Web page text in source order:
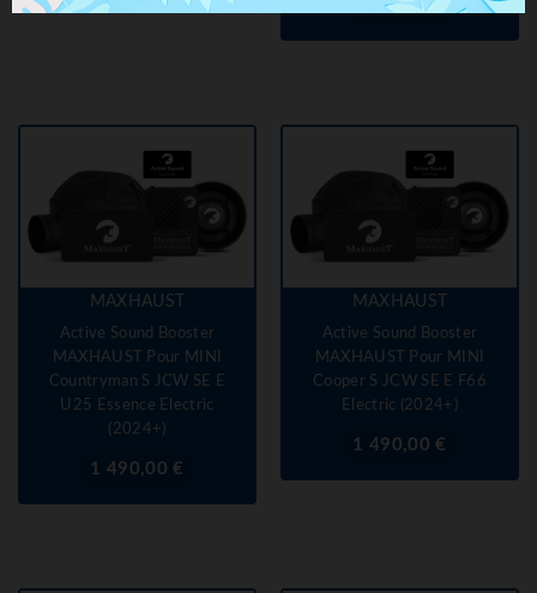
1 350,00 €
MAXHAUST
Active Sound Booster
MAXHAUST Pour MINI
Countryman S JCW SE E
U25 Essence Electric
(2024+)
Prix1 490,00 €
MAXHAUST
Active Sound Booster
MAXHAUST Pour MINI
Cooper S JCW SE E F66
Electric (2024+)
Prix1 490,00 €